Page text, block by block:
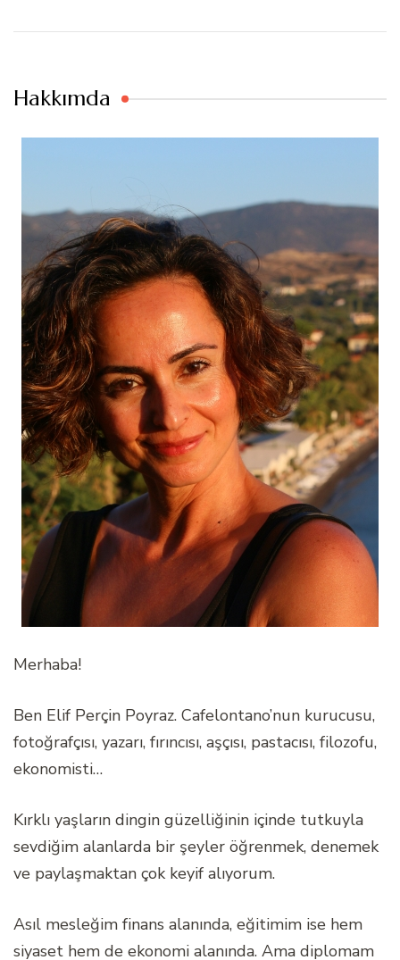
Hakkımda
Merhaba!
Ben Elif Perçin Poyraz. Cafelontano’nun kurucusu,
fotoğrafçısı, yazarı, fırıncısı, aşçısı, pastacısı, filozofu,
ekonomisti…
Kırklı yaşların dingin güzelliğinin içinde tutkuyla
sevdiğim alanlarda bir şeyler öğrenmek, denemek
ve paylaşmaktan çok keyif alıyorum.
Asıl mesleğim finans alanında, eğitimim ise hem
siyaset hem de ekonomi alanında. Ama diplomam